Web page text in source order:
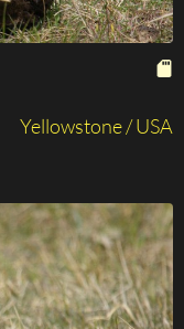
Yellowstone / USA